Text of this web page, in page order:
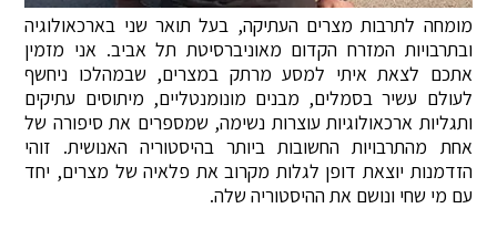
מומחה לתרבות מצרים העתיקה, בעל תואר שני בארכאולוגיה
ובתרבויות המזרח הקדום מאוניברסיטת תל אביב. אני מזמין
אתכם לצאת איתי למסע מרתק במצרים, שבמהלכו ניחשף
לעולם עשיר בסמלים, מבנים מונומנטליים, מיתוסים עתיקים
ותגליות ארכאולוגיות עוצרות נשימה, שמספרים את סיפורה של
אחת מהתרבויות החשובות ביותר בהיסטוריה האנושית. זוהי
הזדמנות יוצאת דופן לגלות מקרוב את פלאיה של מצרים, יחד
עם מי שחי ונושם את ההיסטוריה שלה.